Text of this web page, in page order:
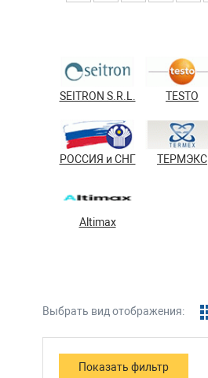
SEITRON S.R.L. TESTO
РОССИЯ и СНГ ТЕРМЭКС
Altimax
Выбрать вид отображения: